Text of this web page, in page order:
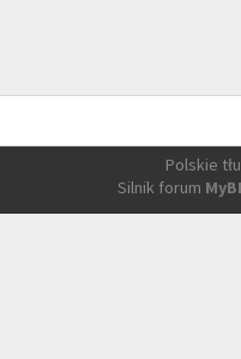
Polskie
Silnik forum